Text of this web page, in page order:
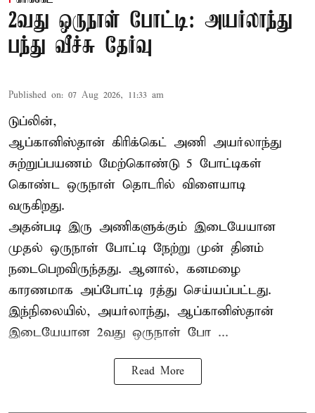
2வது ஒருநாள் போட்டி: அயர்லாந்து
பந்து வீச்சு தேர்வு
Published on: 07 Aug 2026, 11:33 am
டுப்லின்,
ஆப்கானிஸ்தான் கிரிக்கெட் அணி அயர்லாந்து
சுற்றுப்பயணம் மேற்கொண்டு 5 போட்டிகள்
கொண்ட ஒருநாள் தொடரில் விளையாடி
வருகிறது.
அதன்படி இரு அணிகளுக்கும் இடையேயான
முதல் ஒருநாள் போட்டி நேற்று முன் தினம்
நடைபெறவிருந்தது. ஆனால், கனமழை
காரணமாக அப்போட்டி ரத்து செய்யப்பட்டது.
இந்நிலையில், அயர்லாந்து, ஆப்கானிஸ்தான்
இடையேயான 2வது ஒருநாள் போ ...
Read More